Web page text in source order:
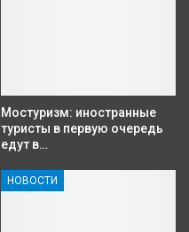
Мостуризм: иностранные
туристы в первую очередь
едут в…
НОВОСТИ